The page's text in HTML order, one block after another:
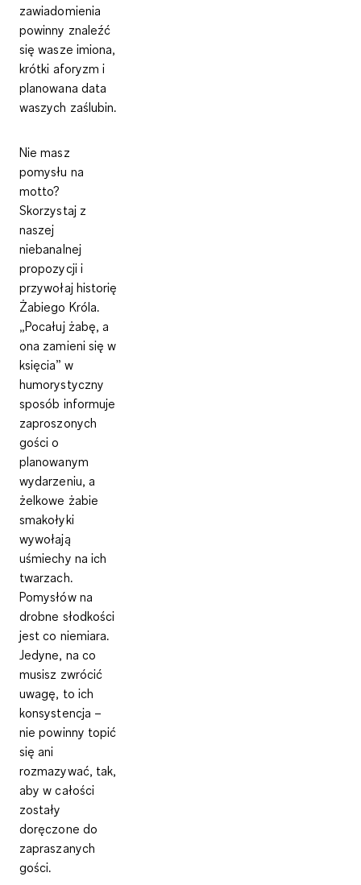
zawiadomienia
powinny znaleźć
sięwasze imiona,
krótki aforyzm i
planowana data
waszych zaślubin.
Nie masz
pomysłu na
motto?
Skorzystaj z
naszej
niebanalnej
propozycji i
przywołaj historię
Żabiego Króla.
„Pocałuj żabę, a
ona zamieni się w
księcia” w
humorystyczny
sposób informuje
zaproszonych
gości o
planowanym
wydarzeniu, a
żelkowe żabie
smakołyki
wywołają
uśmiechy na ich
twarzach.
Pomysłów na
drobne słodkości
jest co niemiara.
Jedyne, na co
musisz zwrócić
uwagę, to ich
konsystencja –
nie powinny topić
się ani
rozmazywać, tak,
aby w całości
zostały
doręczone do
zapraszanych
gości.